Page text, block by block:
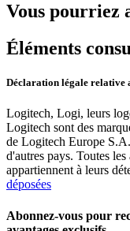
Vous pourriez
Éléments
Déclaration légale relative
Logitech, Logi, leurs
Logitech sont des
de Logitech Europe
d'autres pays. Toutes les
appartiennent à leurs
déposées
Abonnez-vous pour